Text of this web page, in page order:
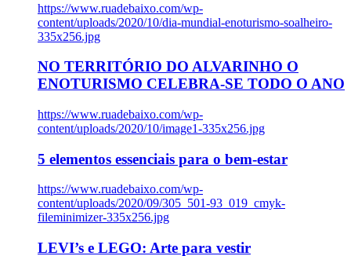
https://www.ruadebaixo.com/wp-
content/uploads/2020/10/dia-mundial-enoturismo-soalheiro-
335x256.jpg
NO TERRITÓRIO DO ALVARINHO O
ENOTURISMO CELEBRA-SE TODO O ANO
https://www.ruadebaixo.com/wp-
content/uploads/2020/10/image1-335x256.jpg
5 elementos essenciais para o bem-estar
https://www.ruadebaixo.com/wp-
content/uploads/2020/09/305_501-93_019_cmyk-
fileminimizer-335x256.jpg
LEVI’s e LEGO: Arte para vestir